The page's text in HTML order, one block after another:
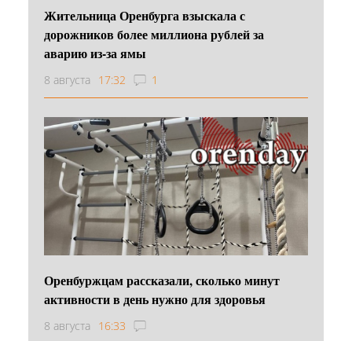
Жительница Оренбурга взыскала с
дорожников более миллиона рублей за
аварию из-за ямы
8 августа 17:32 1
Оренбуржцам рассказали, сколько минут
активности в день нужно для здоровья
8 августа 16:33